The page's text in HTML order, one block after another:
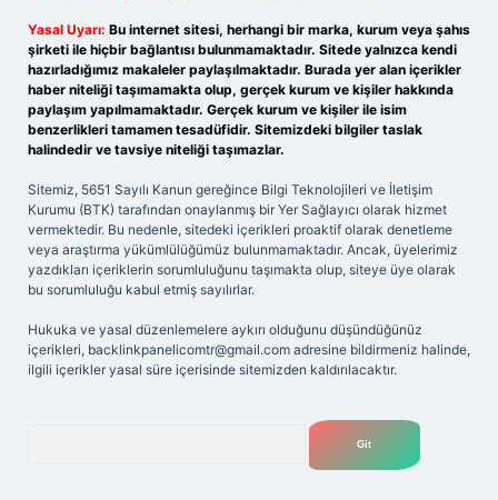
Yasal Uyarı: Bu internet sitesi, herhangi bir marka, kurum veya şahıs
şirketi ile hiçbir bağlantısı bulunmamaktadır. Sitede yalnızca kendi
hazırladığımız makaleler paylaşılmaktadır. Burada yer alan içerikler
haber niteliği taşımamakta olup, gerçek kurum ve kişiler hakkında
paylaşım yapılmamaktadır. Gerçek kurum ve kişiler ile isim
benzerlikleri tamamen tesadüfidir. Sitemizdeki bilgiler taslak
halindedir ve tavsiye niteliği taşımazlar.
Sitemiz, 5651 Sayılı Kanun gereğince Bilgi Teknolojileri ve İletişim
Kurumu (BTK) tarafından onaylanmış bir Yer Sağlayıcı olarak hizmet
vermektedir. Bu nedenle, sitedeki içerikleri proaktif olarak denetleme
veya araştırma yükümlülüğümüz bulunmamaktadır. Ancak, üyelerimiz
yazdıkları içeriklerin sorumluluğunu taşımakta olup, siteye üye olarak
bu sorumluluğu kabul etmiş sayılırlar.
Hukuka ve yasal düzenlemelere aykırı olduğunu düşündüğünüz
içerikleri, backlinkpanelicomtr@gmail.com adresine bildirmeniz halinde,
ilgili içerikler yasal süre içerisinde sitemizden kaldırılacaktır.